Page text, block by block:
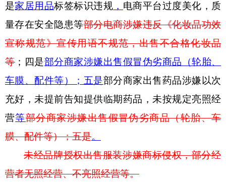
是家居用品标签标识违规 ， 电商平台过度美化，质
量存在安全隐患等部分电商涉嫌违反《化妆品功效
宣称规范》宣传用语不规范，出售不合格化妆品
等；四是部分商家涉嫌出售假冒伪劣商品（轮胎、
车膜、配件等）；五是部分商家出售药品涉嫌以次
充好，未提前告知提供临期药品，未按规定亮照经
营等部分商家涉嫌出售假冒伪劣商品（轮胎、车
膜、配件等）；五是。
未经品牌授权出售服装涉嫌商标侵权，部分经
营者无照经营、不亮照经营等。